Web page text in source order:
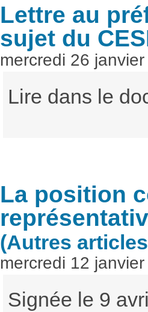
Lettre au
sujet du
mercredi 26
Lire dans le
La position
(Autres
mercredi 12
Signée le 9